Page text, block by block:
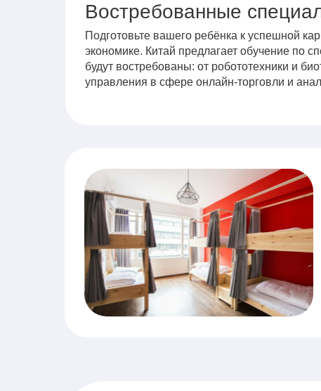
Востребованные
Подготовьте вашего ребёнка к успешной
экономике. Китай предлагает обучение по
будут востребованы: от робототехники и
управления в сфере онлайн-торговли и